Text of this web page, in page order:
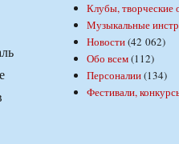
Клубы, творческие
Музыкальные
Новости(42 062)
Обо всем(112)
Персоналии(134)
Фестивали,